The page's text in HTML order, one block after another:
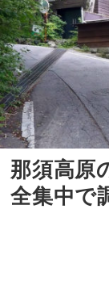
那須高原
全集中で